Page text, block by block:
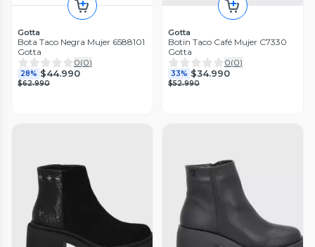
Gotta
Bota Taco Negra Mujer 6588101
Gotta
0(0)
28% $44.990
$62.990
Gotta
Botin Taco Café Mujer C7330
Gotta
0(0)
33% $34.990
$52.990